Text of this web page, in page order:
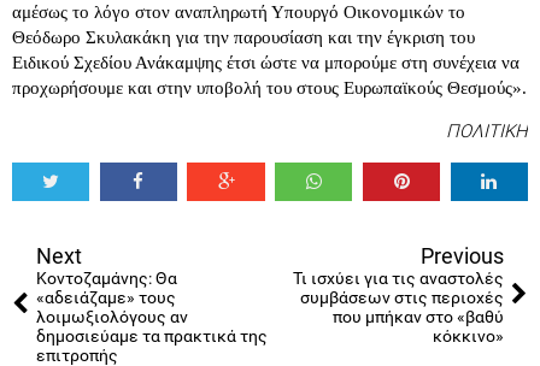
αμέσως το λόγο στον αναπληρωτή Υπουργό Οικονομικών το
Θεόδωρο Σκυλακάκη για την παρουσίαση και την έγκριση του
Ειδικού Σχεδίου Ανάκαμψης έτσι ώστε να μπορούμε στη συνέχεια να
προχωρήσουμε και στην υποβολή του στους Ευρωπαϊκούς Θεσμούς».
ΠΟΛΙΤΙΚΗ
Next
Κοντοζαμάνης: Θα
«αδειάζαμε» τους
λοιμωξιολόγους αν
δημοσιεύαμε τα πρακτικά της
επιτροπής
Previous
Τι ισχύει για τις αναστολές
συμβάσεων στις περιοχές
που μπήκαν στο «βαθύ
κόκκινο»